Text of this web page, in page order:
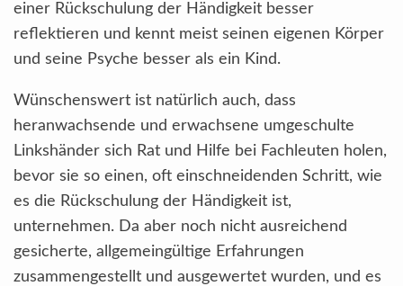
einer Rückschulung der Händigkeit besser
reflektieren und kennt meist seinen eigenen Körper
und seine Psyche besser als ein Kind.
Wünschenswert ist natürlich auch, dass
heranwachsende und erwachsene umgeschulte
Linkshänder sich Rat und Hilfe bei Fachleuten holen,
bevor sie so einen, oft einschneidenden Schritt, wie
es die Rückschulung der Händigkeit ist,
unternehmen. Da aber noch nicht ausreichend
gesicherte, allgemeingültige Erfahrungen
zusammengestellt und ausgewertet wurden, und es